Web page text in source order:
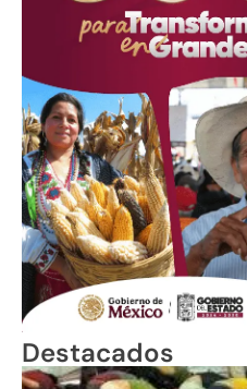
Destacados